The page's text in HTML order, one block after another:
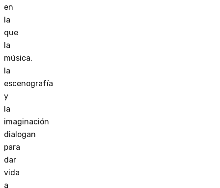
en
la
que
la
música,
la
escenografía
y
la
imaginación
dialogan
para
dar
vida
a